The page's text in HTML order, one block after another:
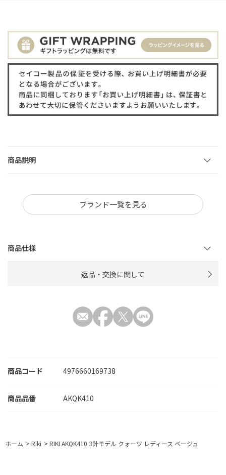
商品コード 4976660169738
AKQK410
商品説明
ブランド一覧を見る
商品仕様
返品・交換に関して
ホーム > Riki > RIKI AKQK410 3針モデル クォーツ レディース ベージュ